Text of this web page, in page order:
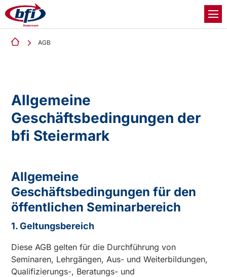
AGB
Allgemeine
Geschäftsbedingungen der
bfi Steiermark
Allgemeine
Geschäftsbedingungen für den
öffentlichen Seminarbereich
1. Geltungsbereich
Diese AGB gelten für die Durchführung von
Seminaren, Lehrgängen, Aus- und Weiterbildungen,
Qualifizierungs-, Beratungs- und